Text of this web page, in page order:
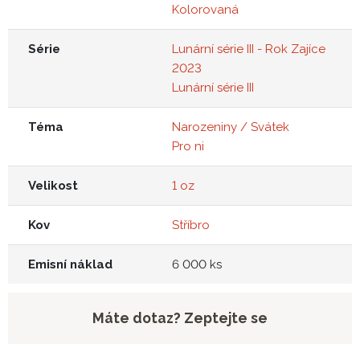
Kolorovaná
Série
Lunární série III - Rok Zajíce
2023
Lunární série III
Téma
Narozeniny / Svátek
Pro ni
Velikost 1 oz
Kov Stříbro
Emisní náklad 6 000 ks
Máte dotaz? Zeptejte se